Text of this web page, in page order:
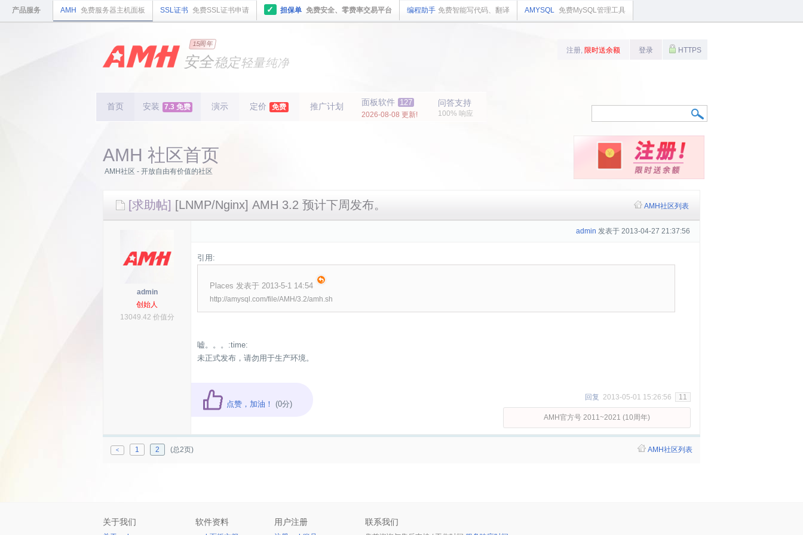
产品服务 AMH 免费服务器主机面板 SSL证书 免费SSL证书申请 ✓ 担保单 免费安全、零费率交易平台 编程助手 免费智能写代码、翻译 AMYSQL 免费MySQL管理工具
15周年
国内领先
安全稳定轻量纯净
首页 安装 7.3 免费 演示 定价 免费 推广计划 面板软件 127
2026-08-08 更新!
问答支持
100% 响应
注册, 限时送余额 登录 HTTPS
AMH 社区首页
AMH社区 - 开放自由有价值的社区
[求助帖] [LNMP/Nginx] AMH 3.2 预计下周发布。 AMH社区列表
admin
创始人
13049.42 价值分
admin 发表于 2013-04-27 21:37:56
引用:
Places 发表于 2013-5-1 14:54
http://amysql.com/file/AMH/3.2/amh.sh
嘘。。。:time:
未正式发布，请勿用于生产环境。
点赞，加油！ (0分)
回复 2013-05-01 15:26:56 11
AMH官方号 2011~2021 (10周年)
< 1 2 (总2页) AMH社区列表
关于我们 软件资料 用户注册 联系我们